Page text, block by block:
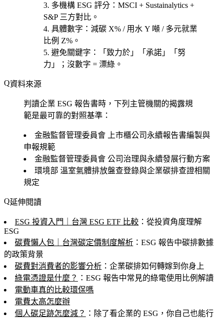
多機構 ESG 評分 ：MSCI + Sustainalytics +
S&P 三方對比。
具體數字 ：減碳 X% / 用水 Y 噸 / 多元就業
比例 Z%。
避免關鍵字 ：「致力於」「承諾」「努
力」；沒數字 = 漂綠。
資料來源
判讀企業 ESG 報告書時，下列主管機關的揭露規
範是最可靠的對照基準：
金融監督管理委員會 上市櫃公司永續報告書編製與
申報規範
金融監督管理委員會 公司治理與永續發展行動方案
環境部 溫室氣體排放盤查登錄與企業碳排查證相關
規定
延伸閱讀
ESG 投資入門｜台灣 ESG ETF 比較 ：從投資角度理解
ESG
碳費懶人包｜台灣碳定價制度解析 ：ESG 報告中碳排數據
的政策背景
碳費對消費者的影響分析 ：企業碳排如何轉嫁到你身上
綠電憑證是什麼？ ：ESG 報告中常見的綠電使用比例解讀
電動車真的比較環保嗎
電費太高怎麼辦
個人碳足跡怎麼減？ ：除了看企業的 ESG，你自己也能行